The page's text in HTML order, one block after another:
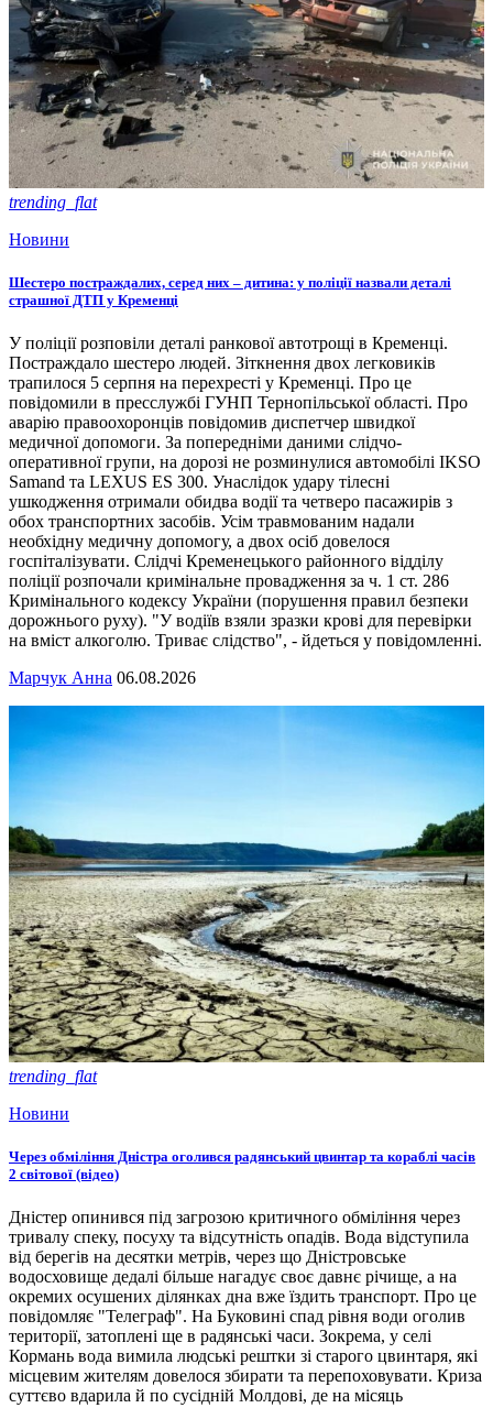
trending_flat
Новини
Шестеро постраждалих, серед них – дитина: у поліції назвали деталі
страшної ДТП у Кременці
У поліції розповіли деталі ранкової автотрощі в Кременці.
Постраждало шестеро людей. Зіткнення двох легковиків
трапилося 5 серпня на перехресті у Кременці. Про це
повідомили в пресслужбі ГУНП Тернопільської області. Про
аварію правоохоронців повідомив диспетчер швидкої
медичної допомоги. За попередніми даними слідчо-
оперативної групи, на дорозі не розминулися автомобілі IKSO
Samand та LEXUS ES 300. Унаслідок удару тілесні
ушкодження отримали обидва водії та четверо пасажирів з
обох транспортних засобів. Усім травмованим надали
необхідну медичну допомогу, а двох осіб довелося
госпіталізувати. Слідчі Кременецького районного відділу
поліції розпочали кримінальне провадження за ч. 1 ст. 286
Кримінального кодексу України (порушення правил безпеки
дорожнього руху). "У водіїв взяли зразки крові для перевірки
на вміст алкоголю. Триває слідство", - йдеться у повідомленні.
Марчук Анна 06.08.2026
trending_flat
Новини
Через обміління Дністра оголився радянський цвинтар та кораблі часів
2 світової (відео)
Дністер опинився під загрозою критичного обміління через
тривалу спеку, посуху та відсутність опадів. Вода відступила
від берегів на десятки метрів, через що Дністровське
водосховище дедалі більше нагадує своє давнє річище, а на
окремих осушених ділянках дна вже їздить транспорт. Про це
повідомляє "Телеграф". На Буковині спад рівня води оголив
території, затоплені ще в радянські часи. Зокрема, у селі
Кормань вода вимила людські рештки зі старого цвинтаря, які
місцевим жителям довелося збирати та перепоховувати. Криза
суттєво вдарила й по сусідній Молдові, де на місяць